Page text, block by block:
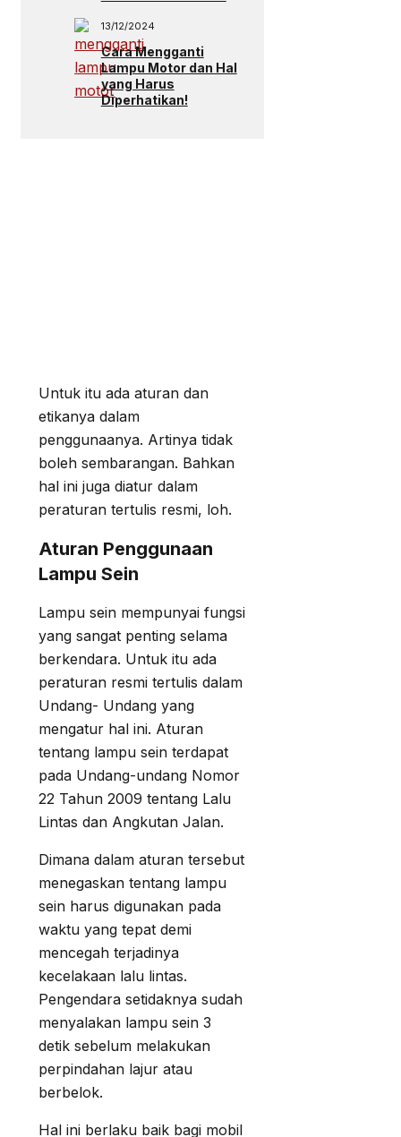
13/12/2024
Cara Mengganti
Lampu Motor dan Hal
yang Harus
Diperhatikan!
Untuk itu ada aturan dan
etikanya dalam
penggunaanya. Artinya tidak
boleh sembarangan. Bahkan
hal ini juga diatur dalam
peraturan tertulis resmi, loh.
Aturan Penggunaan
Lampu Sein
Lampu sein mempunyai fungsi
yang sangat penting selama
berkendara. Untuk itu ada
peraturan resmi tertulis dalam
Undang- Undang yang
mengatur hal ini. Aturan
tentang lampu sein terdapat
pada Undang-undang Nomor
22 Tahun 2009 tentang Lalu
Lintas dan Angkutan Jalan.
Dimana dalam aturan tersebut
menegaskan tentang lampu
sein harus digunakan pada
waktu yang tepat demi
mencegah terjadinya
kecelakaan lalu lintas.
Pengendara setidaknya sudah
menyalakan lampu sein 3
detik sebelum melakukan
perpindahan lajur atau
berbelok.
Hal ini berlaku baik bagi mobil